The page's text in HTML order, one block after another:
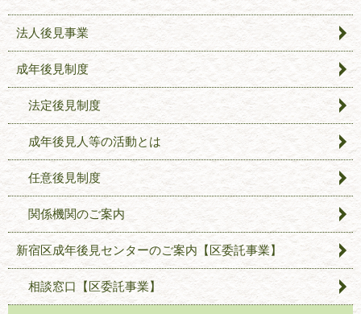
法人後見事業
成年後見制度
法定後見制度
成年後見人等の活動とは
任意後見制度
関係機関のご案内
新宿区成年後見センターのご案内【区委託事業】
相談窓口【区委託事業】